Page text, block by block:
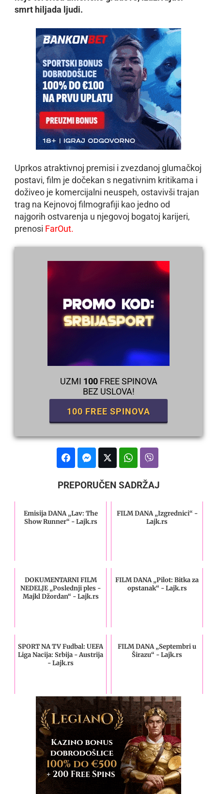
smrt hiljada ljudi.
Uprkos atraktivnoj premisi i zvezdanoj glumačkoj
postavi, film je dočekan s negativnim kritikama i
doživeo je komercijalni neuspeh, ostavivši trajan
trag na Kejnovoj filmografiji kao jedno od
najgorih ostvarenja u njegovoj bogatoj karijeri,
prenosi FarOut.
UZMI 100FREE SPINOVA
BEZ USLOVA!
100 FREE SPINOVA
PREPORUČEN SADRŽAJ
Emisija DANA „Lav: The
Show Runner“ - Lajk.rs
FILM DANA „Izgrednici“ -
Lajk.rs
DOKUMENTARNI FILM
NEDELJE „Poslednji ples -
Majkl Džordan“ - Lajk.rs
FILM DANA „Pilot: Bitka za
opstanak“ - Lajk.rs
SPORT NA TV Fudbal: UEFA
Liga Nacija: Srbija - Austrija
- Lajk.rs
FILM DANA „Septembri u
Širazu“ - Lajk.rs